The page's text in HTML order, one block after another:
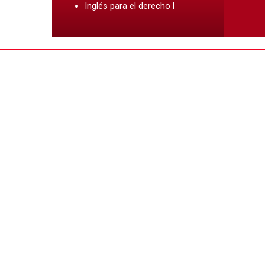
Inglés para el derecho l